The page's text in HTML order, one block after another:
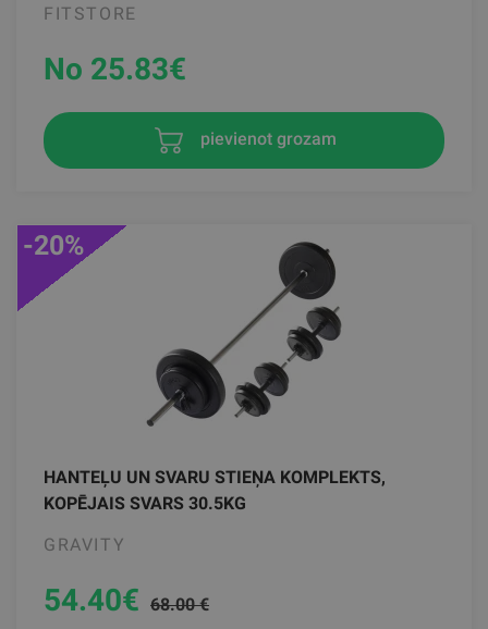
FITSTORE
No 25.83€
pievienot grozam
HANTEĻU UN SVARU STIEŅA KOMPLEKTS,
KOPĒJAIS SVARS 30.5KG
GRAVITY
-20%
54.40€ 68.00 €